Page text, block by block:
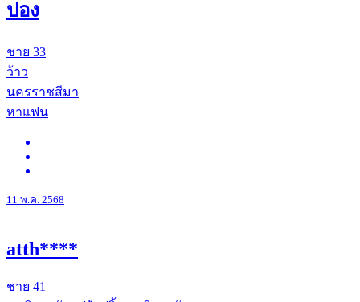
ปอง
ชาย 33
ว้าว
นครราชสีมา
หาแฟน
11 พ.ค. 2568
atth****
ชาย 41